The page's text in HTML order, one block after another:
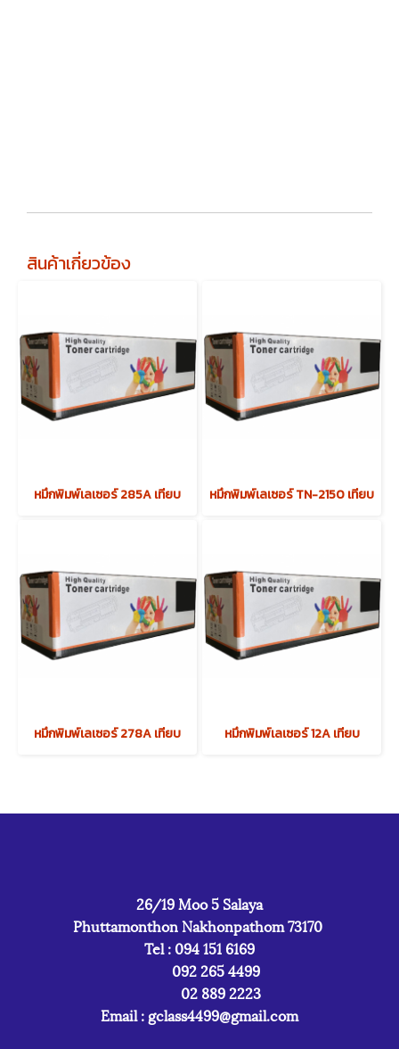
สินค้าเกี่ยวข้อง
หมึกพิมพ์เลเซอร์ 285A เทียบ หมึกพิมพ์เลเซอร์ TN-2150 เทียบ
หมึกพิมพ์เลเซอร์ 278A เทียบ หมึกพิมพ์เลเซอร์ 12A เทียบ
26/19 Moo 5 Salaya
Phuttamonthon Nakhonpathom 73170
Tel : 094 151 6169
092 265 4499
02 889 2223
Email : gclass4499@gmail.com